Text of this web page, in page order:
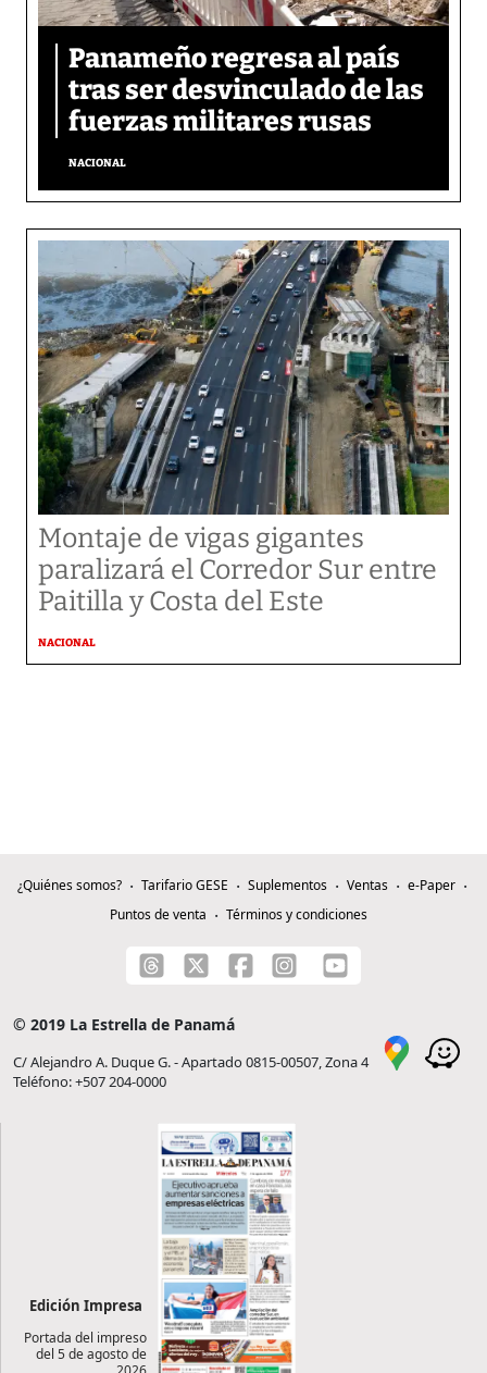
Panameño regresa al país
tras ser desvinculado de las
fuerzas militares rusas
NACIONAL
Montaje de vigas gigantes
paralizará el Corredor Sur entre
Paitilla y Costa del Este
NACIONAL
¿Quiénes somos? Tarifario GESE Suplementos Ventas
e-Paper
Puntos de venta
Términos y condiciones
© 2019 La Estrella de Panamá
C/ Alejandro A. Duque G. - Apartado 0815-00507, Zona 4
Teléfono: +507 204-0000
Edición Impresa
Portada del impreso
del 5 de agosto de